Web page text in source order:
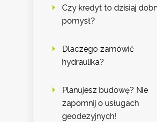
Czy kredyt to dzisiaj
pomysł?
Dlaczego zamówić
hydraulika?
Planujesz budowę? Nie
zapomnij o usługach
geodezyjnych!